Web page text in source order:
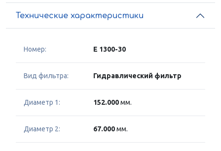
Технические характеристики
Номер: E 1300-30
Вид фильтра: Гидравлический фильтр
Диаметр 1: 152.000мм.
Диаметр 2: 67.000мм.